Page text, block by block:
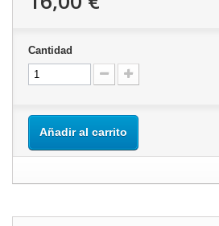
Cantidad
Añadir al carrito